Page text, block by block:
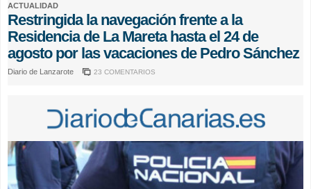
ACTUALIDAD
Restringida la navegación frente a la
Residencia de La Mareta hasta el 24 de
agosto por las vacaciones de Pedro Sánchez
Diario de Lanzarote 23 COMENTARIOS